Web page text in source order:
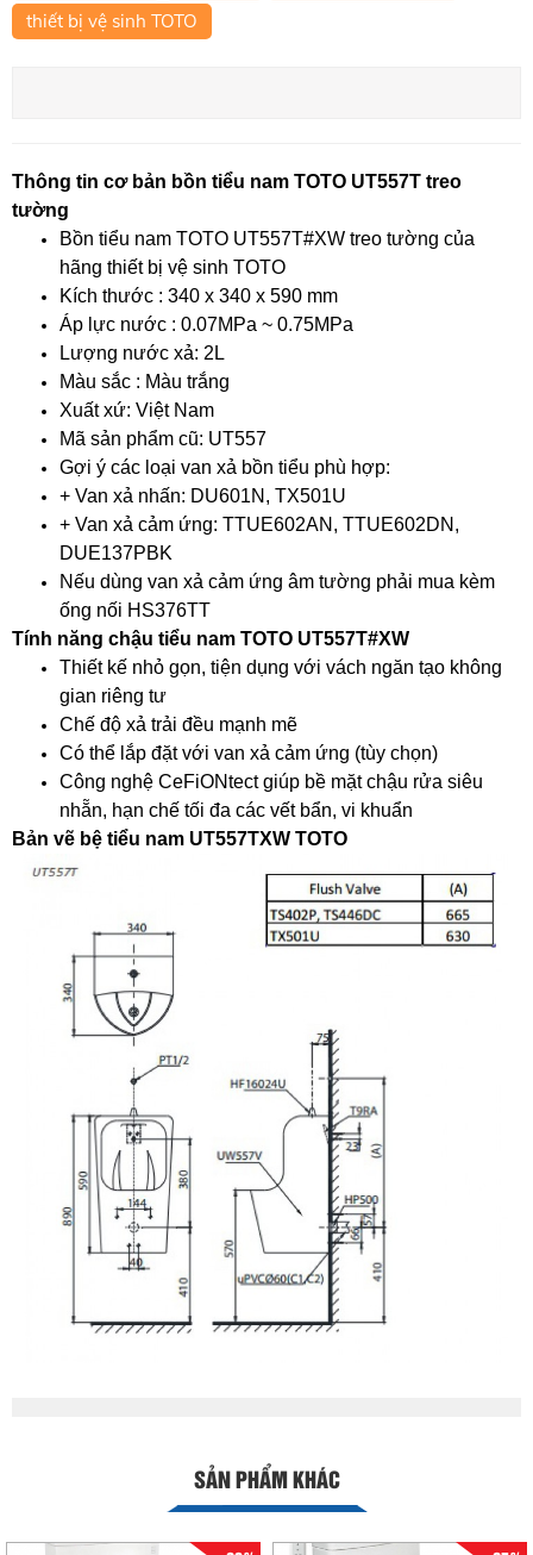
thiết bị vệ sinh TOTO
Thông tin cơ bản bồn tiểu nam TOTO UT557T treo
tường
Bồn tiểu nam TOTO UT557T#XW treo tường của
hãng thiết bị vệ sinh TOTO
Kích thước : 340 x 340 x 590 mm
Áp lực nước : 0.07MPa ~ 0.75MPa
Lượng nước xả: 2L
Màu sắc : Màu trắng
Xuất xứ: Việt Nam
Mã sản phẩm cũ: UT557
Gợi ý các loại van xả bồn tiểu phù hợp:
+ Van xả nhấn: DU601N, TX501U
+ Van xả cảm ứng: TTUE602AN, TTUE602DN,
DUE137PBK
Nếu dùng van xả cảm ứng âm tường phải mua kèm
ống nối HS376TT
Tính năng chậu tiểu nam TOTO UT557T#XW
Thiết kế nhỏ gọn, tiện dụng với vách ngăn tạo không
gian riêng tư
Chế độ xả trải đều mạnh mẽ
Có thể lắp đặt với van xả cảm ứng (tùy chọn)
Công nghệ CeFiONtect giúp bề mặt chậu rửa siêu
nhẵn, hạn chế tối đa các vết bẩn, vi khuẩn
Bản vẽ bệ tiểu nam UT557TXW TOTO
SẢN PHẨM KHÁC